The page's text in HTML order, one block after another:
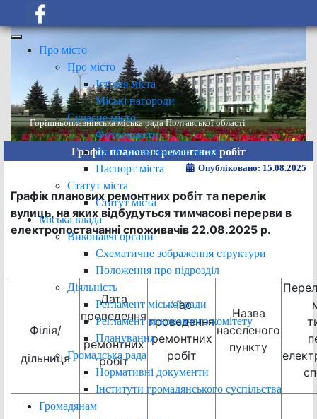
Про місто
Про місто
Історія міста
Міські нагороди
Сучасне місто
Фотосюжети
До 60-річчя нашого міста
Паспорт міста
Статут міста
Статут міста
Міська влада
Виконавчі органи
Схематичне зображення структури
Положення про підрозділ
Діяльність
Регламент міської ради
Регламент виконавчого комітету
Планування
Громадська рада
Нормативні документи
Інститути громадянського суспільства
Громадянам
Горішньоплавнівська міська рада Полтавської області
Графік планових ремонтних робіт
Опубліковано: 15.08.2025
Графік планових ремонтних робіт та перелік
вулиць, на яких відбудуться тимчасові перерви в
електропостачанні споживачів 22.08.2025 р.
Філія/
дільниця
Дата
проведення
ремонтних
робіт
Час
проведення
ремонтних
робіт
Назва
населеного
пункту